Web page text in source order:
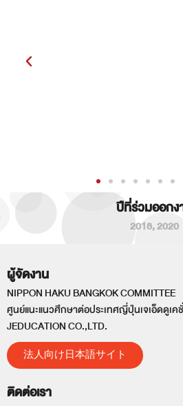
ปีที่ร่วมออกง
2018,2020
ผู้จัดงาน
NIPPON HAKU BANGKOK COMMITTEE
ศูนย์แนะแนวศึกษาต่อประเทศญี่ปุ่นเจเอ็ดดูเค
JEDUCATION CO.,LTD.
法人向け日本語サイト
ติดต่อเรา